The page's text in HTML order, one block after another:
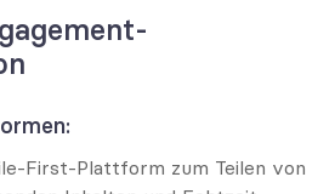
First-Plattform zum Teilen von